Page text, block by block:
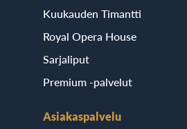
Kuukauden Timantti
Royal Opera House
Sarjaliput
Premium -palvelut
Asiakaspalvelu